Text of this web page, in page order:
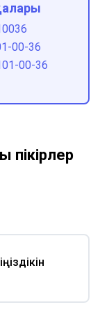
00-36
00-36
пікірлер